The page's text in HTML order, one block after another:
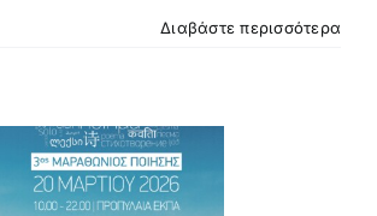
Διαβάστε περισσότερα